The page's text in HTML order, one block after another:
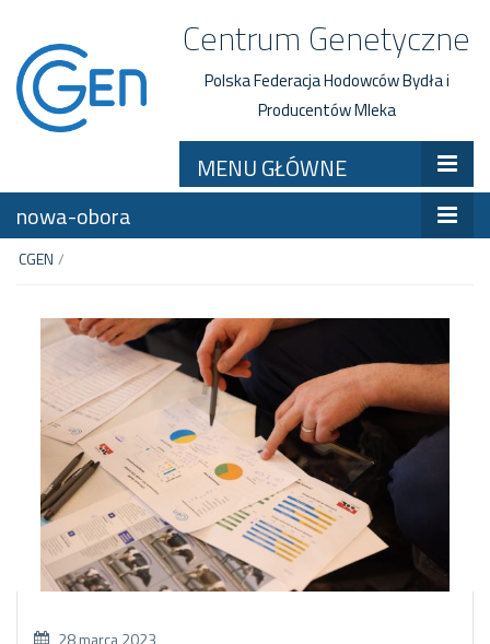
Centrum Genetyczne
Polska Federacja Hodowców Bydła i
Producentów Mleka
MENU GŁÓWNE
nowa-obora
CGEN /
28 marca 2023